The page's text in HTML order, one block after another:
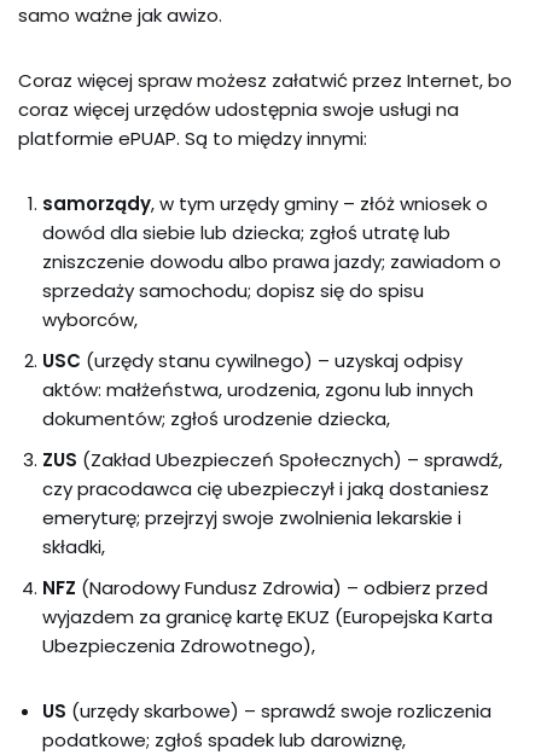
samo ważne jak awizo.
Coraz więcej spraw możesz załatwić przez Internet, bo
coraz więcej urzędów udostępnia swoje usługi na
platformie ePUAP. Są to między innymi:
samorządy, w tym urzędy gminy – złóż wniosek o
dowód dla siebie lub dziecka; zgłoś utratę lub
zniszczenie dowodu albo prawa jazdy; zawiadom o
sprzedaży samochodu; dopisz się do spisu
wyborców,
USC (urzędy stanu cywilnego) – uzyskaj odpisy
aktów: małżeństwa, urodzenia, zgonu lub innych
dokumentów; zgłoś urodzenie dziecka,
ZUS (Zakład Ubezpieczeń Społecznych) – sprawdź,
czy pracodawca cię ubezpieczył i jaką dostaniesz
emeryturę; przejrzyj swoje zwolnienia lekarskie i
składki,
NFZ (Narodowy Fundusz Zdrowia) – odbierz przed
wyjazdem za granicę kartę EKUZ (Europejska Karta
Ubezpieczenia Zdrowotnego),
US (urzędy skarbowe) – sprawdź swoje rozliczenia
podatkowe; zgłoś spadek lub darowiznę,